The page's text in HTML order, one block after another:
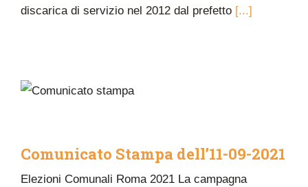
discarica di servizio nel 2012 dal prefetto [...]
Comunicato Stampa dell’11-09-2021
Elezioni Comunali Roma 2021 La campagna